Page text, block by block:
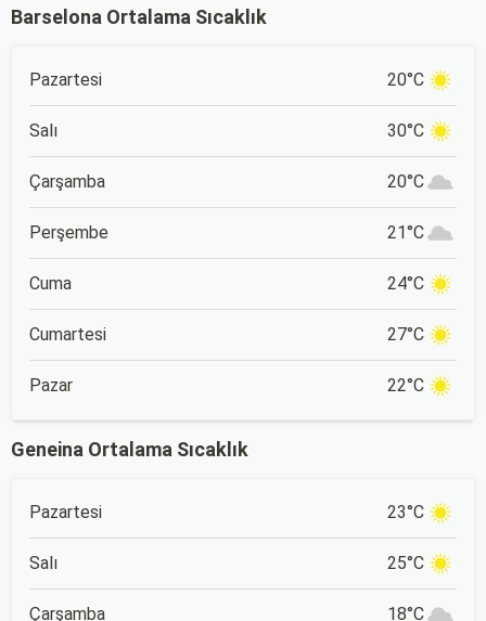
Barselona Ortalama Sıcaklık
Pazartesi 20°C
Salı 30°C
Çarşamba 20°C
Perşembe 21°C
Cuma 24°C
Cumartesi 27°C
Pazar 22°C
Geneina Ortalama Sıcaklık
Pazartesi 23°C
Salı 25°C
Çarşamba 18°C